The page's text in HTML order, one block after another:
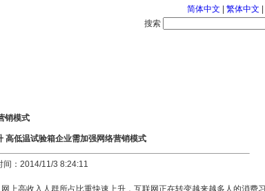
简体中文 繁体中文
搜索
销模式
高低温试验箱企业需加强网络营销模式
间：2014/11/3 8:24:11
上高收入人群所占比重快速上升，互联网正在转变越来越多人的消费习